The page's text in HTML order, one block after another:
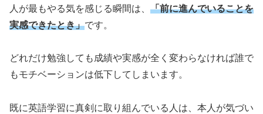
人が最もやる気を感じる瞬間は、 「前に進んでいることを
実感できたとき」です。
どれだけ勉強しても成績や実感が全く変わらなければ誰で
もモチベーションは低下してしまいます。
既に英語学習に真剣に取り組んでいる人は、本人が気づい